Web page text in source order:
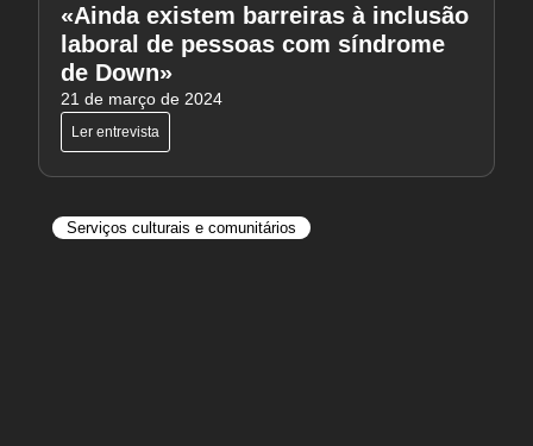
«Ainda existem barreiras à inclusão
laboral de pessoas com síndrome
de Down»
21 de março de 2024
Ler entrevista
Serviços culturais e comunitários